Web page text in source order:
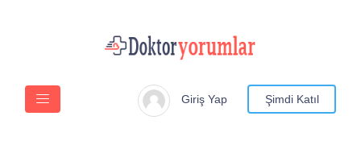
Giriş Yap Şimdi Katıl